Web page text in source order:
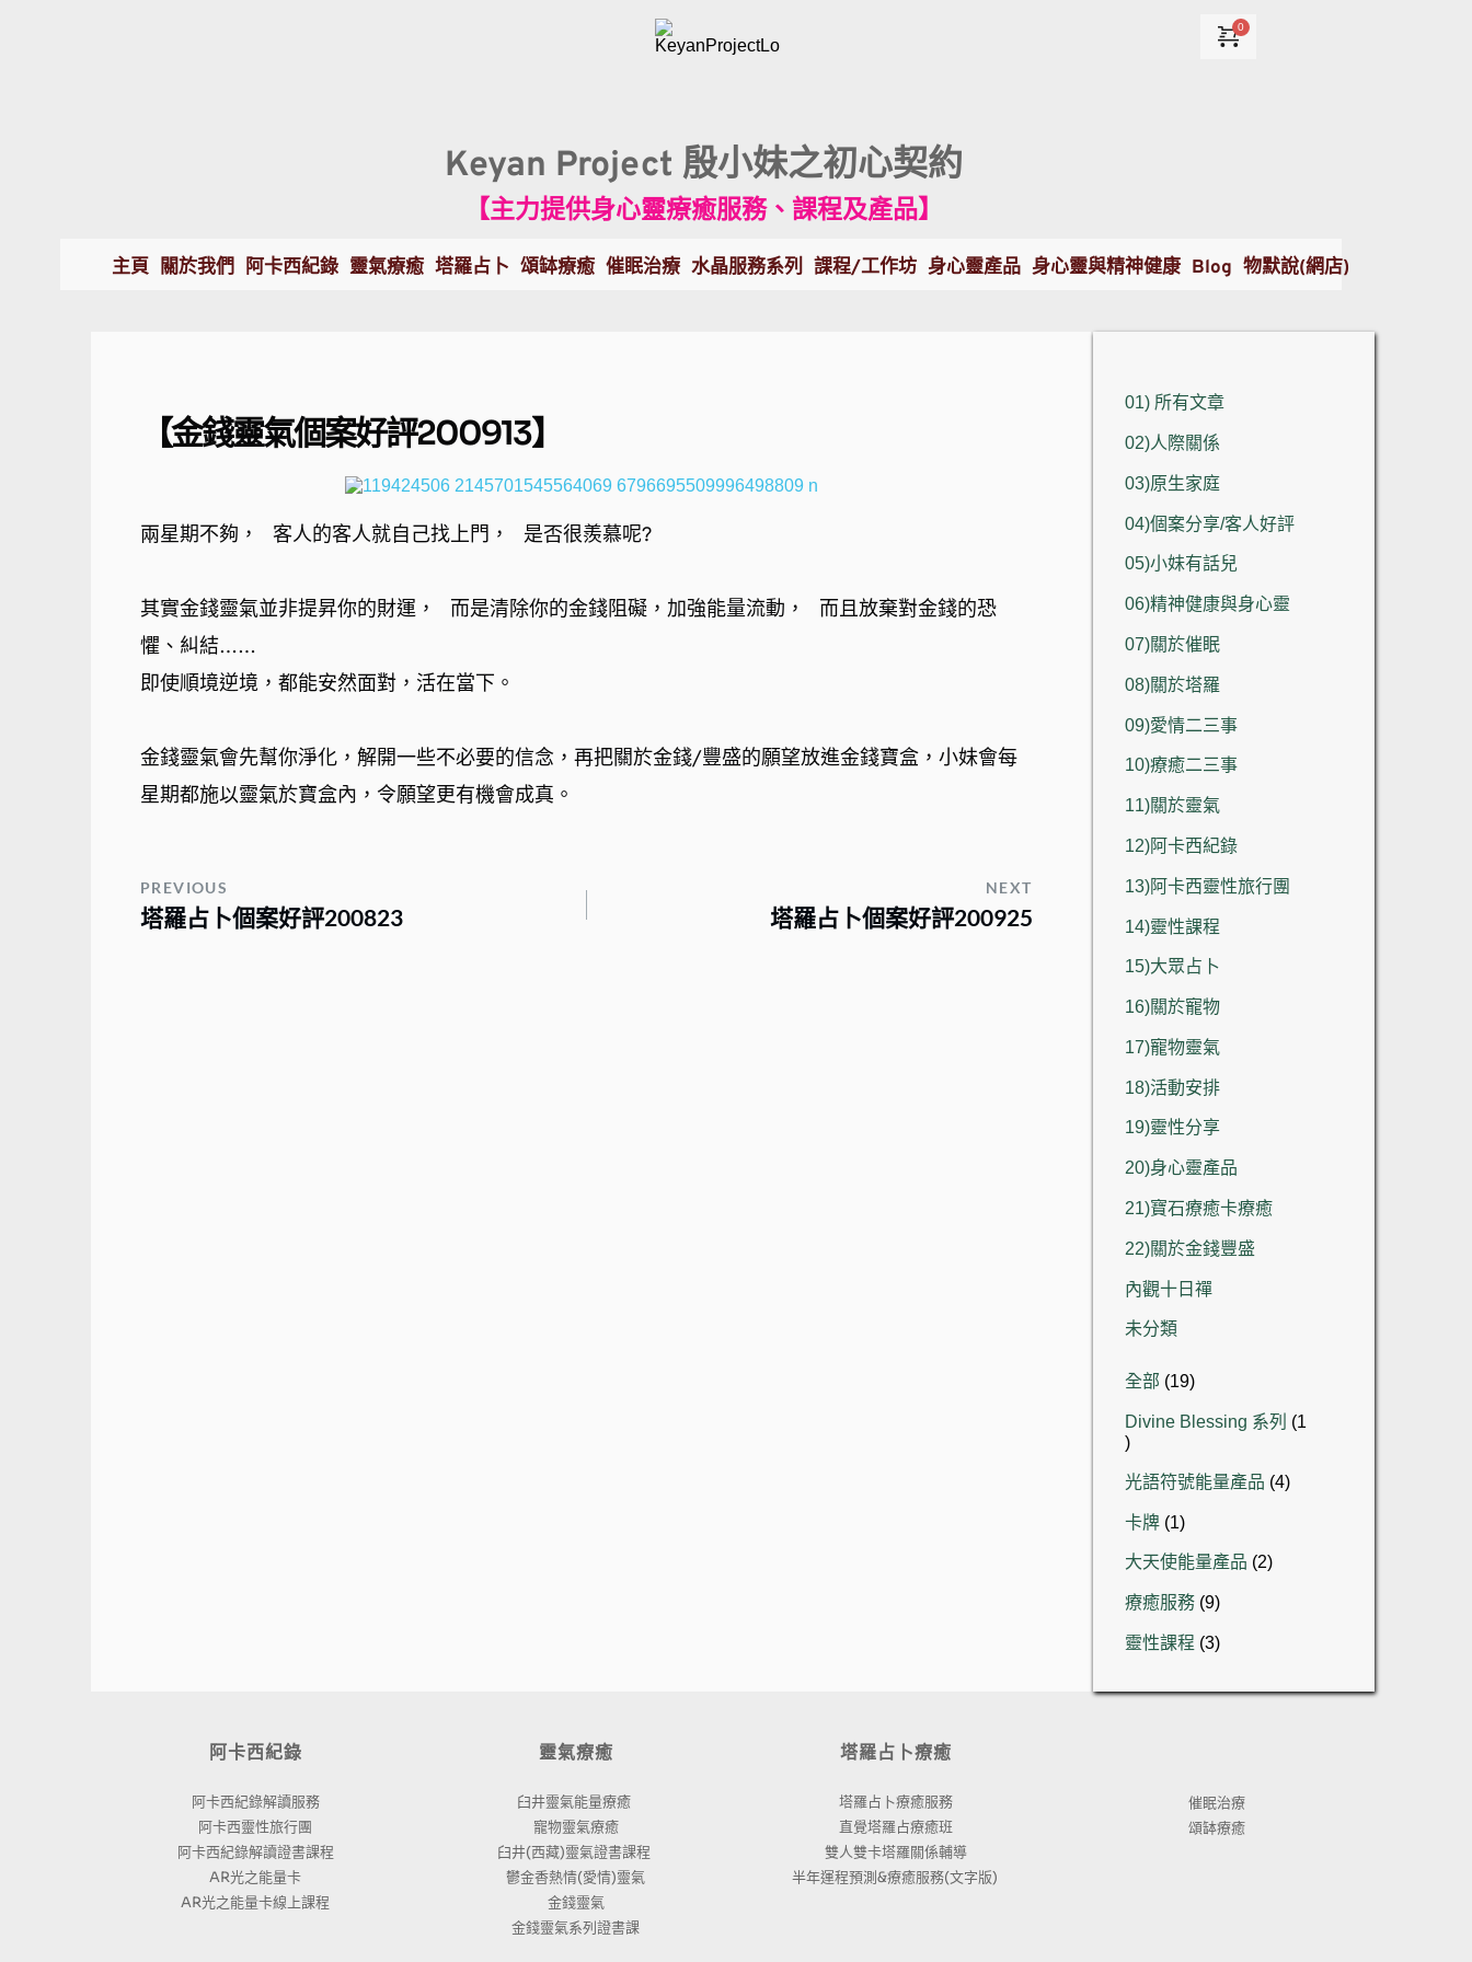
Keyan Project 殷小妹之初心契約
【主力提供身心靈療癒服務、課程及產品】
主頁 關於我們 阿卡西紀錄 靈氣療癒 塔羅占卜 頌缽療癒 催眠治療 水晶服務系列 課程/工作坊 身心靈產品 身心靈與精神健康 Blog 物默說(網店)
【金錢靈氣個案好評200913】⠀
兩星期不夠，⠀客人的客人就自己找上門，⠀是否很羨慕呢?⠀
其實金錢靈氣並非提昇你的財運，⠀而是清除你的金錢阻礙，加強能量流動，⠀而且放棄對金錢的恐
懼、糾結……⠀
即使順境逆境，都能安然面對，活在當下。⠀
金錢靈氣會先幫你淨化，解開一些不必要的信念，再把關於金錢/豐盛的願望放進金錢寶盒，小妹會每
星期都施以靈氣於寶盒內，令願望更有機會成真。⠀⠀
PREVIOUS NEXT
塔羅占卜個案好評200823 塔羅占卜個案好評200925
01) 所有文章
02)人際關係
03)原生家庭
04)個案分享/客人好評
05)小妹有話兒
06)精神健康與身心靈
07)關於催眠
08)關於塔羅
09)愛情二三事
10)療癒二三事
11)關於靈氣
12)阿卡西紀錄
13)阿卡西靈性旅行團
14)靈性課程
15)大眾占卜
16)關於寵物
17)寵物靈氣
18)活動安排
19)靈性分享
20)身心靈產品
21)寶石療癒卡療癒
22)關於金錢豐盛
內觀十日禪
未分類
全部 1919
產
Divine Blessing 系列
1
1
產
品
光語符號能量產品 44
卡牌 11
產
品
大天使能量產品 22
療癒服務 99
產
靈性課程 33
產
阿卡西紀錄
阿卡西紀錄解讀服務
阿卡西靈性旅行團
阿卡西紀錄解讀證書課程
AR光之能量卡
AR光之能量卡線上課程
靈氣療癒
臼井靈氣能量療癒
寵物靈氣療癒
臼井(西藏)靈氣證書課程
鬱金香熱情(愛情)靈氣
金錢靈氣
金錢靈氣系列證書課
塔羅占卜療癒
塔羅占卜療癒服務
直覺塔羅占療癒班
雙人雙卡塔羅關係輔導
半年運程預測&療癒服務(文字版)
催眠治療
頌缽療癒